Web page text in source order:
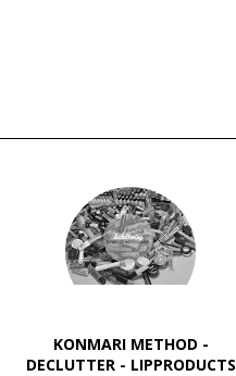
KONMARI METHOD -
DECLUTTER - LIPPRODUCTS